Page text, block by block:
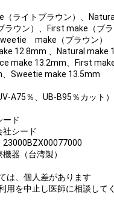
（ライトブラウン）、
ラウン）、First make（ブ
make（ブラウン）
12.8mm 、Natural make
make 13.2mm、First
Sweetie make 13.5mm
A75％、UB-B95％カット
ード
シード
23000BZX00077000
器（台湾製）
は、個人差があります
用を中止し医師に相談して